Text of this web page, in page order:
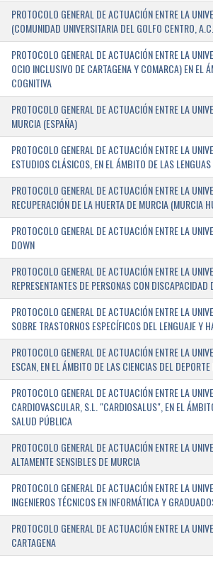
PROTOCOLO GENERAL DE ACTUACIÓN ENTRE LA
(COMUNIDAD UNIVERSITARIA DEL GOLFO CENTRO,
PROTOCOLO GENERAL DE ACTUACIÓN ENTRE LA
OCIO INCLUSIVO DE CARTAGENA Y COMARCA) EN
COGNITIVA
PROTOCOLO GENERAL DE ACTUACIÓN ENTRE LA
MURCIA (ESPAÑA)
PROTOCOLO GENERAL DE ACTUACIÓN ENTRE LA
ESTUDIOS CLÁSICOS, EN EL ÁMBITO DE LAS
PROTOCOLO GENERAL DE ACTUACIÓN ENTRE LA
RECUPERACIÓN DE LA HUERTA DE MURCIA (MURCIA
PROTOCOLO GENERAL DE ACTUACIÓN ENTRE LA
DOWN
PROTOCOLO GENERAL DE ACTUACIÓN ENTRE LA
REPRESENTANTES DE PERSONAS CON
PROTOCOLO GENERAL DE ACTUACIÓN ENTRE LA
SOBRE TRASTORNOS ESPECÍFICOS DEL LENGUAJE Y
PROTOCOLO GENERAL DE ACTUACIÓN ENTRE LA
ESCAN, EN EL ÁMBITO DE LAS CIENCIAS DEL
PROTOCOLO GENERAL DE ACTUACIÓN ENTRE LA
CARDIOVASCULAR, S.L. "CARDIOSALUS", EN EL
SALUD PÚBLICA
PROTOCOLO GENERAL DE ACTUACIÓN ENTRE LA
ALTAMENTE SENSIBLES DE MURCIA
PROTOCOLO GENERAL DE ACTUACIÓN ENTRE LA
INGENIEROS TÉCNICOS EN INFORMÁTICA Y
PROTOCOLO GENERAL DE ACTUACIÓN ENTRE LA
CARTAGENA